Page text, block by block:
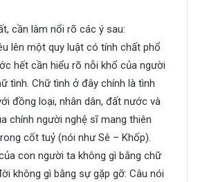
cần làm nổi rõ các ý sau:
lên một quy luật có tính chất phổ
hết cần hiểu rõ nỗi khổ của người
tình. Chữ tình ở đây chính là tình
đồng loại, nhân dân, đất nước và
chính người nghệ sĩ mang thiên
cốt tuỷ (nói như Sê – Khốp).
con người ta không gì bằng chữ
không gì bằng sự gặp gỡ: Câu nói